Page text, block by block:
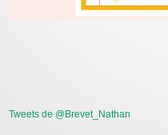
Tweets de @Brevet_Nathan